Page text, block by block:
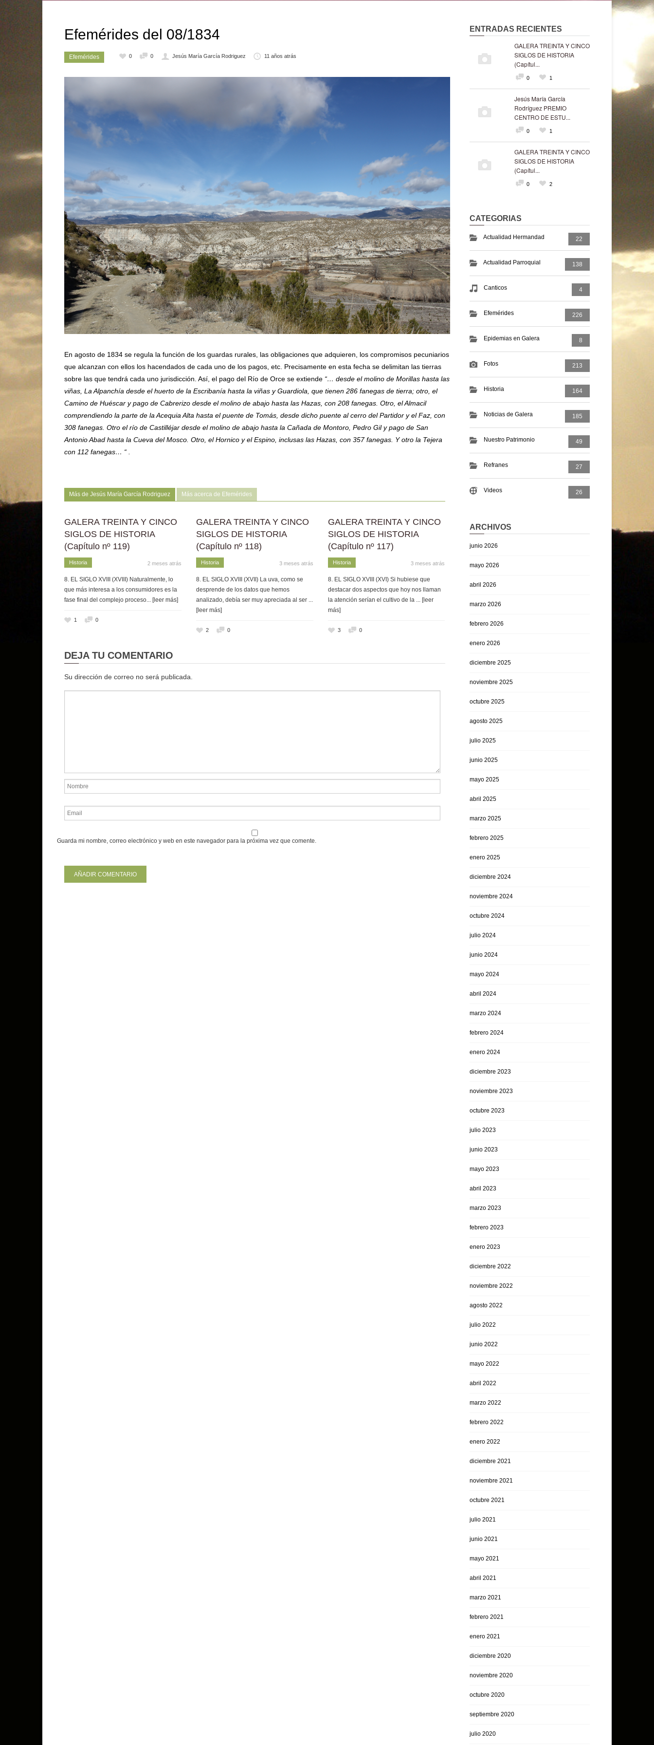
Efemérides del 08/1834
Efemérides 0 0 Jesús María García Rodriguez 11 años atrás
En agosto de 1834 se regula la función de los guardas rurales, las obligaciones que adquieren, los compromisos pecuniarios
que alcanzan con ellos los hacendados de cada uno de los pagos, etc. Precisamente en esta fecha se delimitan las tierras
sobre las que tendrá cada uno jurisdicción. Así, el pago del Río de Orce se extiende “… desde el molino de Morillas hasta las
viñas, La Alpanchía desde el huerto de la Escribanía hasta la viñas y Guardiola, que tienen 286 fanegas de tierra; otro, el
Camino de Huéscar y pago de Cabrerizo desde el molino de abajo hasta las Hazas, con 208 fanegas. Otro, el Almacil
comprendiendo la parte de la Acequia Alta hasta el puente de Tomás, desde dicho puente al cerro del Partidor y el Faz, con
308 fanegas. Otro el río de Castilléjar desde el molino de abajo hasta la Cañada de Montoro, Pedro Gil y pago de San
Antonio Abad hasta la Cueva del Mosco. Otro, el Hornico y el Espino, inclusas las Hazas, con 357 fanegas. Y otro la Tejera
con 112 fanegas… “ .
Más de Jesús María García Rodriguez Más acerca de Efemérides
GALERA TREINTA Y CINCO
SIGLOS DE HISTORIA
(Capítulo nº 119)
Historia 2 meses atrás
8. EL SIGLO XVIII (XVIII) Naturalmente, lo
que más interesa a los consumidores es la
fase final del complejo proceso... [leer más]
1 0
GALERA TREINTA Y CINCO
SIGLOS DE HISTORIA
(Capítulo nº 118)
Historia 3 meses atrás
8. EL SIGLO XVIII (XVII) La uva, como se
desprende de los datos que hemos
analizado, debía ser muy apreciada al ser ...
[leer más]
2 0
GALERA TREINTA Y CINCO
SIGLOS DE HISTORIA
(Capítulo nº 117)
Historia 3 meses atrás
8. EL SIGLO XVIII (XVI) Si hubiese que
destacar dos aspectos que hoy nos llaman
la atención serían el cultivo de la ... [leer
más]
3 0
DEJA TU COMENTARIO
Su dirección de correo no será publicada.
Guarda mi nombre, correo electrónico y web en este navegador para la próxima vez que comente.
ENTRADAS RECIENTES
GALERA TREINTA Y CINCO
SIGLOS DE HISTORIA
(Capítul...
0 1
Jesús María García
Rodríguez PREMIO
CENTRO DE ESTU...
0 1
GALERA TREINTA Y CINCO
SIGLOS DE HISTORIA
(Capítul...
0 2
CATEGORIAS
Actualidad Hermandad 22
Actualidad Parroquial 138
Canticos 4
Efemérides 226
Epidemias en Galera 8
Fotos 213
Historia 164
Noticias de Galera 185
Nuestro Patrimonio 49
Refranes 27
Videos 26
ARCHIVOS
junio 2026
mayo 2026
abril 2026
marzo 2026
febrero 2026
enero 2026
diciembre 2025
noviembre 2025
octubre 2025
agosto 2025
julio 2025
junio 2025
mayo 2025
abril 2025
marzo 2025
febrero 2025
enero 2025
diciembre 2024
noviembre 2024
octubre 2024
julio 2024
junio 2024
mayo 2024
abril 2024
marzo 2024
febrero 2024
enero 2024
diciembre 2023
noviembre 2023
octubre 2023
julio 2023
junio 2023
mayo 2023
abril 2023
marzo 2023
febrero 2023
enero 2023
diciembre 2022
noviembre 2022
agosto 2022
julio 2022
junio 2022
mayo 2022
abril 2022
marzo 2022
febrero 2022
enero 2022
diciembre 2021
noviembre 2021
octubre 2021
julio 2021
junio 2021
mayo 2021
abril 2021
marzo 2021
febrero 2021
enero 2021
diciembre 2020
noviembre 2020
octubre 2020
septiembre 2020
julio 2020